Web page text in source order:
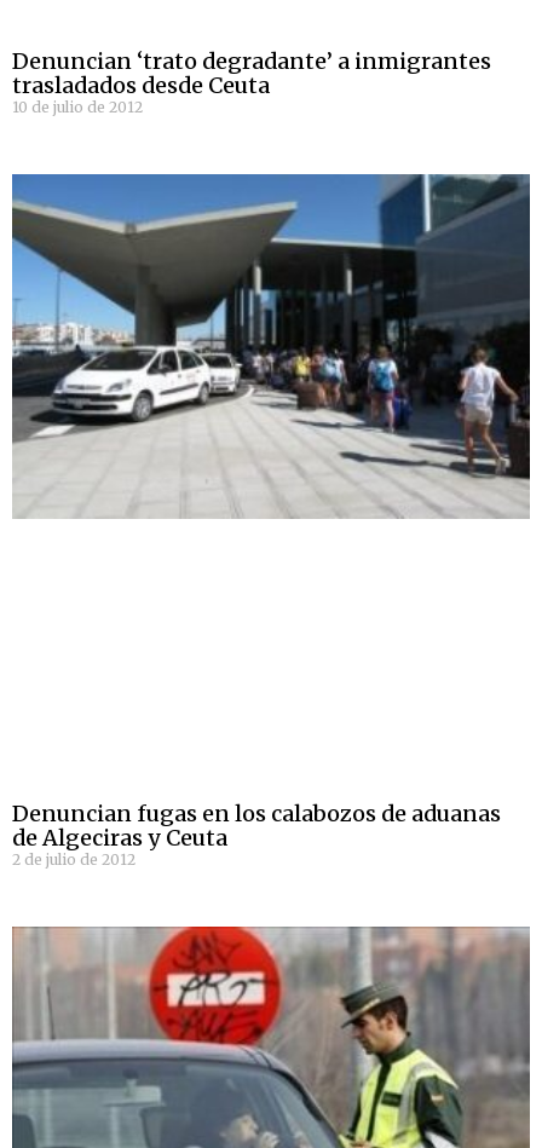
Denuncian ‘trato degradante’ a inmigrantes
trasladados desde Ceuta
10 de julio de 2012
Denuncian fugas en los calabozos de aduanas
de Algeciras y Ceuta
2 de julio de 2012